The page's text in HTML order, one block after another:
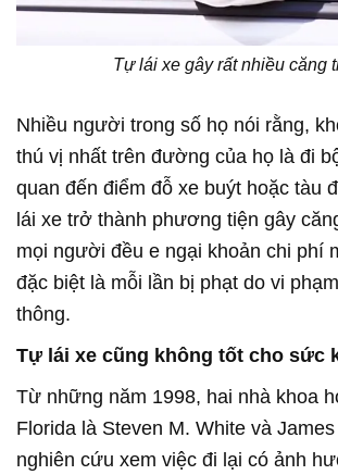
Tự lái xe gây rất nhiều căng
Nhiều người trong số họ nói rằng,
thú vị nhất trên đường của họ là đi
quan đến điểm đỗ xe buýt hoặc tàu
lái xe trở thành phương tiện gây
mọi người đều e ngại khoản chi phí
đặc biệt là mỗi lần bị phạt do vi
thông.
Tự lái xe cũng không tốt cho sức
Từ những năm 1998, hai nhà khoa
Florida là Steven M. White và
nghiên cứu xem việc đi lại có ảnh